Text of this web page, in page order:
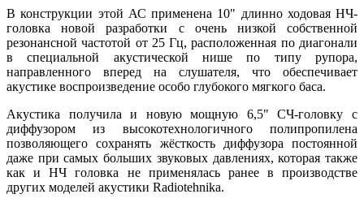
В конструкции этой АС применена 10" длинно ходовая НЧ-
головка новой разработки с очень низкой собственной
резонансной частотой от 25 Гц, расположенная по диагонали
в специальной акустической нише по типу рупора,
направленного вперед на слушателя, что обеспечивает
акустике воспроизведение особо глубокого мягкого баса.
Акустика получила и новую мощную 6,5" СЧ-головку с
диффузором из высокотехнологичного полипропилена
позволяющего сохранять жёсткость диффузора постоянной
даже при самых больших звуковых давлениях, которая также
как и НЧ головка не применялась ранее в производстве
других моделей акустики Radiotehnika.